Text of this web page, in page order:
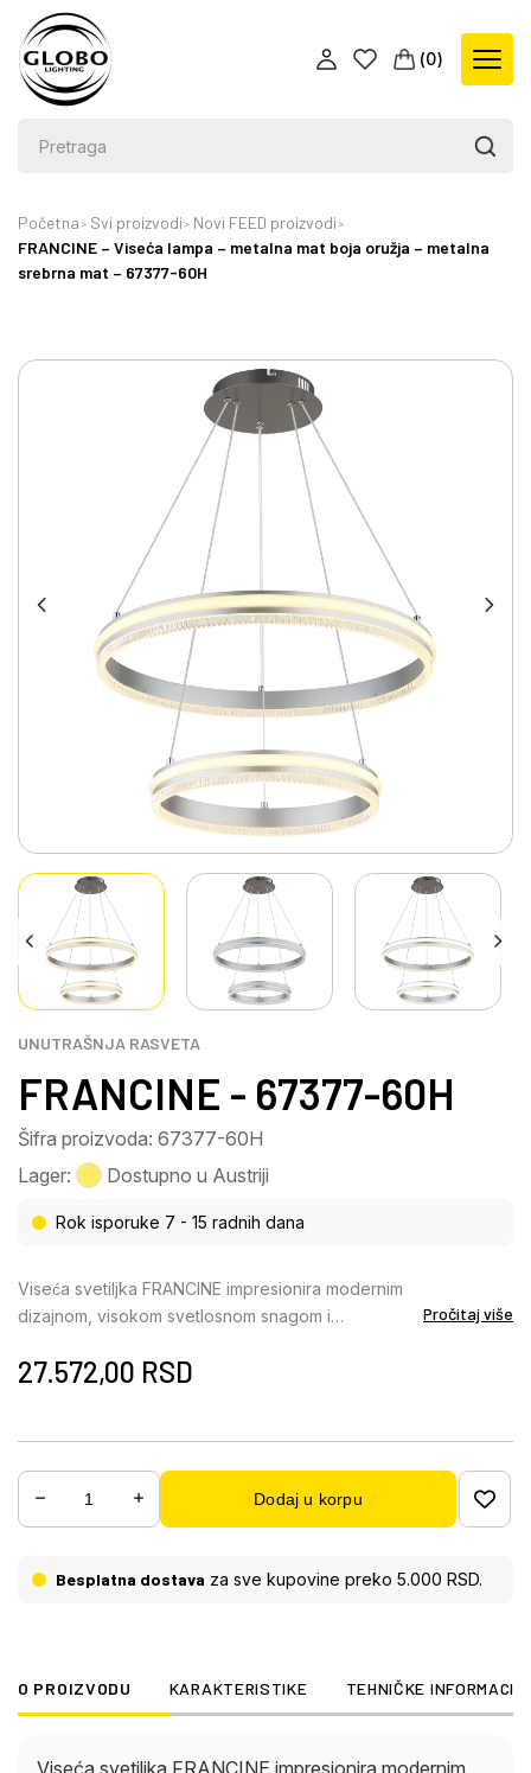
(0)
Početna Svi proizvodi
Novi FEED proizvodi
FRANCINE – Viseća lampa – metalna mat boja oružja – metalna
srebrna mat – 67377-60H
UNUTRAŠNJA RASVETA
FRANCINE - 67377-60H
Šifra proizvoda: 67377-60H
Lager:
Dostupno u Austriji
Rok isporuke 7 - 15 radnih dana
Viseća svetiljka FRANCINE impresionira modernim
dizajnom, visokom svetlosnom snagom i
oblikovana, podesiva prstena daju ovoj okrugloj
hromirano metalno kućište upotpunjeno je srebrno-
mat metalnim elementima i providnim akrilnim
površinama koje stvaraju prefinjene refleksije
FRANCINE pruža snažno i ravnomerno osvetljenje
upravljača. Boje se mogu fiksirati, a lična
Pročitaj više
27.572,00 RSD
Dodaj u korpu
Besplatna dostava za sve kupovine preko 5.000 RSD.
O PROIZVODU KARAKTERISTIKE TEHNIČKE
Viseća svetiljka FRANCINE impresionira modernim